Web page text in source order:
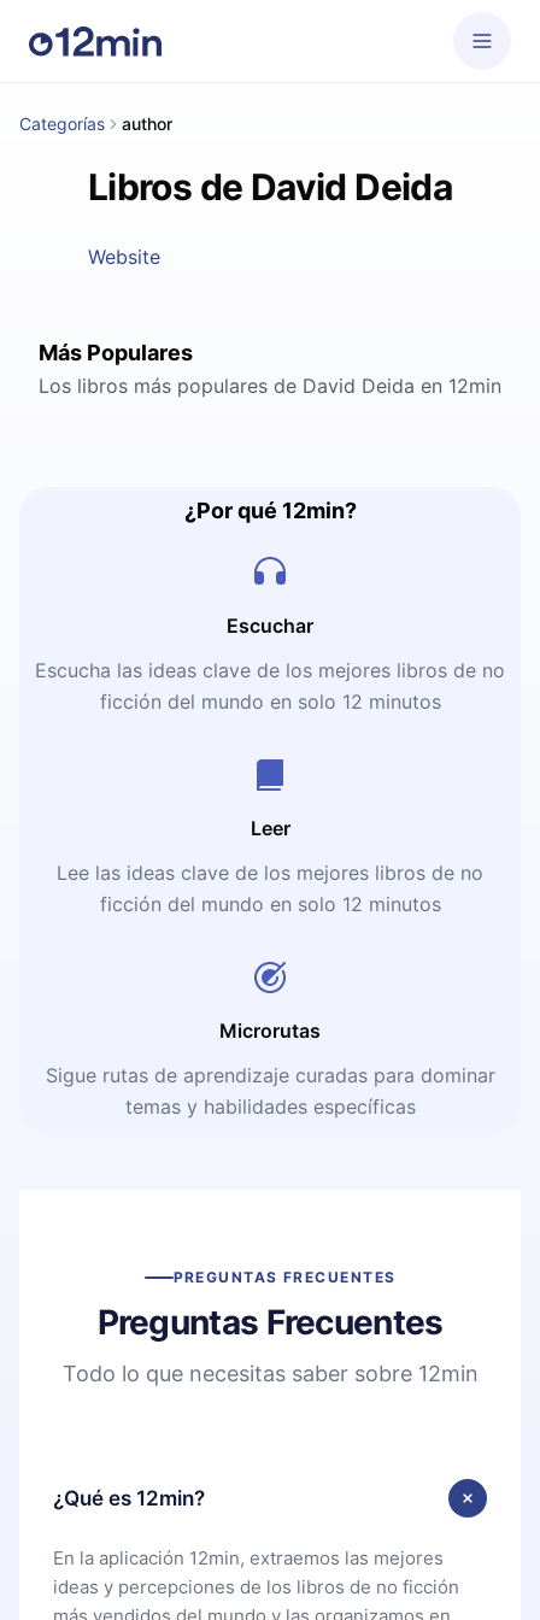
Categorías author
Libros de David Deida
Website
Más Populares
Los libros más populares de David Deida en 12min
¿Por qué 12min?
Escuchar
Escucha las ideas clave de los mejores libros de no
ficción del mundo en solo 12 minutos
Leer
Lee las ideas clave de los mejores libros de no
ficción del mundo en solo 12 minutos
Microrutas
Sigue rutas de aprendizaje curadas para dominar
temas y habilidades específicas
PREGUNTAS FRECUENTES
Preguntas Frecuentes
Todo lo que necesitas saber sobre 12min
¿Qué es 12min?
En la aplicación 12min, extraemos las mejores
ideas y percepciones de los libros de no ficción